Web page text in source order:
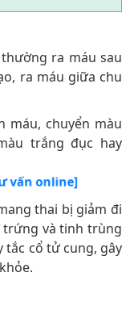
ra máu sau
ra máu giữa chu
máu, chuyển màu
trắng đục hay
vấn online]
thai bị giảm đi
trứng và tinh trùng
tắc cổ tử cung, gây